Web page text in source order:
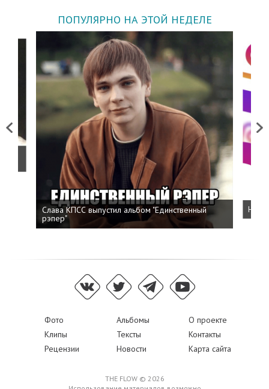
ПОПУЛЯРНО НА ЭТОЙ НЕДЕЛЕ
Previous
Слава КПСС выпустил альбом "Единственный
рэпер"
Next
Фото Альбомы
О проекте
Клипы
Тексты
Контакты
Рецензии
Новости Карта сайта
THE FLOW © 2026